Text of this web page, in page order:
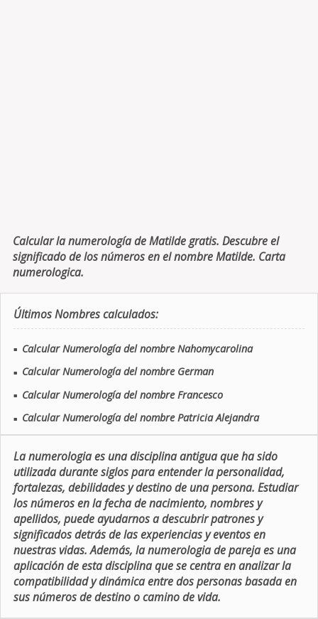
Calcular la numerología de Matilde gratis. Descubre el
significado de los números en el nombre Matilde. Carta
numerologica.
Últimos Nombres calculados:
■ Calcular Numerología del nombre Nahomycarolina
■ Calcular Numerología del nombre German
■ Calcular Numerología del nombre Francesco
■ Calcular Numerología del nombre Patricia Alejandra
La numerologia es una disciplina antigua que ha sido
utilizada durante siglos para entender la personalidad,
fortalezas, debilidades y destino de una persona. Estudiar
los números en la fecha de nacimiento, nombres y
apellidos, puede ayudarnos a descubrir patrones y
significados detrás de las experiencias y eventos en
nuestras vidas. Además, la numerologia de pareja es una
aplicación de esta disciplina que se centra en analizar la
compatibilidad y dinámica entre dos personas basada en
sus números de destino o camino de vida.